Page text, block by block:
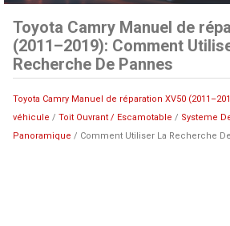
Toyota Camry Manuel de
(2011–2019): Comment
Recherche De Pannes
Toyota Camry Manuel de réparation XV50
véhicule /Toit Ouvrant / Escamotable / Systeme
Panoramique / Comment Utiliser La Recherche